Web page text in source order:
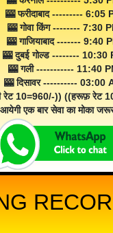
🎰 फरीदाबाद --------- 6:05
🎰 गोवा किंग -------- 7:30
🎰 गाजियाबाद ------- 9:40
🎰 दुबई गोल्ड -------- 10:30
🎰 गली ----------- 11:40
🎰 दिसावर ---------- 03:00
रेट 10=960/-)) ((हरूफ़ रेट
एक बार सेवा का मोका